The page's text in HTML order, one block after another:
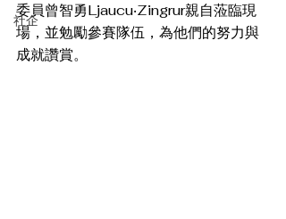
社企
委員曾智勇Ljaucu‧Zingrur親自蒞臨現
場，並勉勵參賽隊伍，為他們的努力與
成就讚賞。